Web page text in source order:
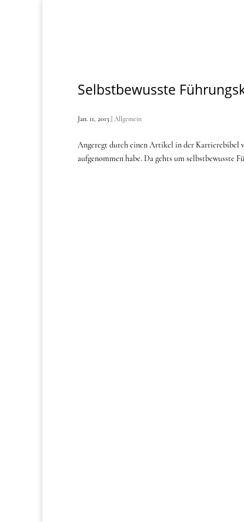
Selbstbewusste
Jan. 11, 2013 Allgemein
Angeregt durch einen Artikel in der Karrierebibel
aufgenommen habe. Da gehts um selbstbewusste